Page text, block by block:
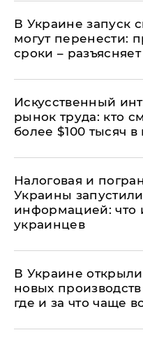
В Украине запуск
могут перенести:
сроки –
Искусственный
рынок труда: кто
более $100 тысяч в
Налоговая и
Украины
информацией: что
украинцев
В Украине
новых
где и за что чаще